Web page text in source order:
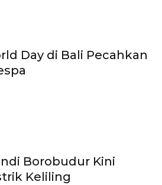
Day di Bali Pecahkan
Borobudur Kini
Keliling